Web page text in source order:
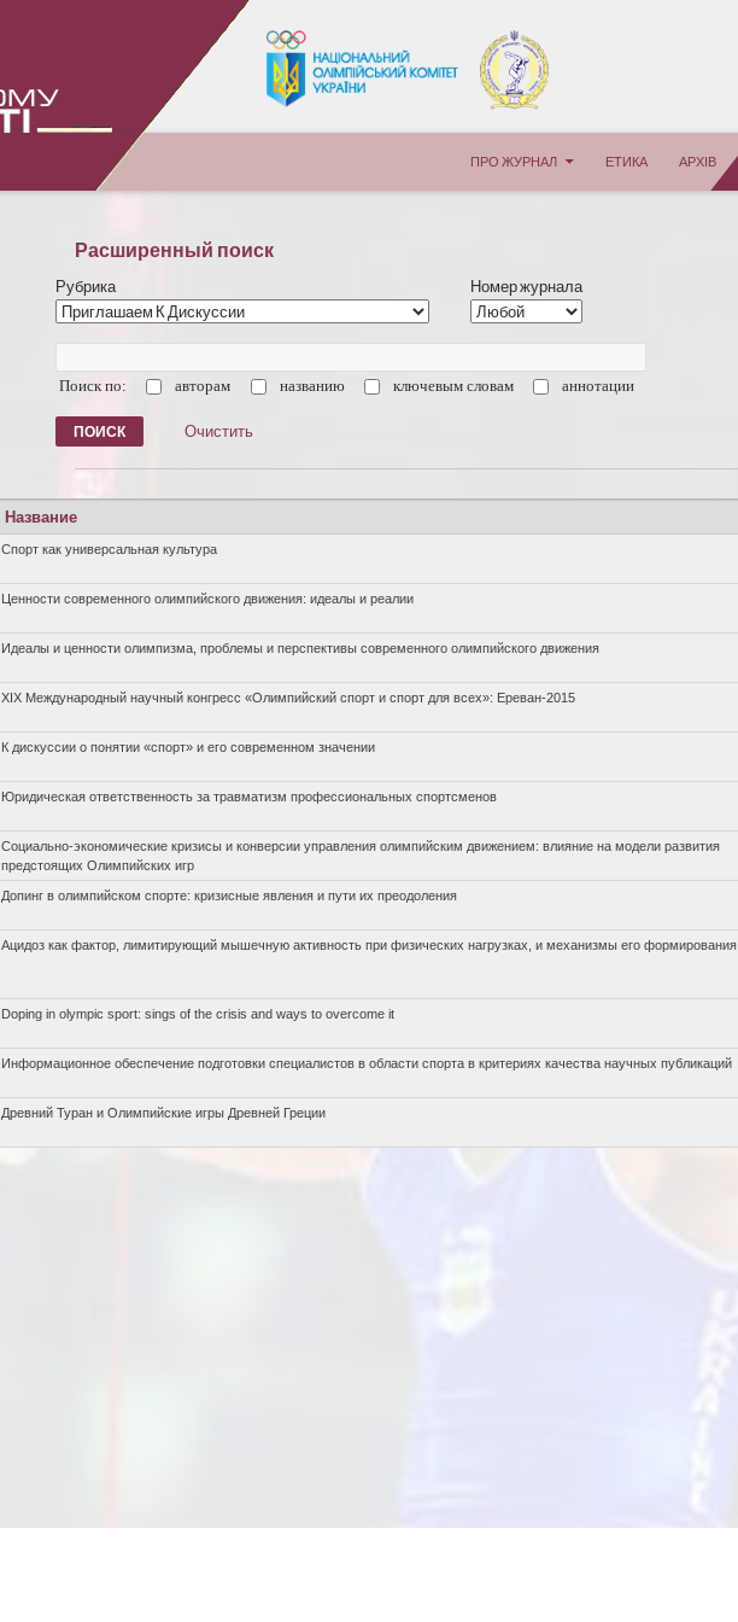
ПРО ЖУРНАЛ
ЕТИКА АРХІВ
Расширенный поиск
Рубрика Номер журнала
Поиск по: авторам названию ключевым словам аннотации
Очистить
Название
Спорт как универсальная культура
Ценности современного олимпийского движения: идеалы и реалии
Идеалы и ценности олимпизма, проблемы и перспективы современного олимпийского движения
XIX Международный научный конгресс «Олимпийский спорт и спорт для всех»: Ереван-2015
К дискуссии о понятии «спорт» и его современном значении
Юридическая ответственность за травматизм профессиональных спортсменов
Социально-экономические кризисы и конверсии управления олимпийским движением: влияние на модели развития
предстоящих Олимпийских игр
Допинг в олимпийском спорте: кризисные явления и пути их преодоления
Ацидоз как фактор, лимитирующий мышечную активность при физических нагрузках, и механизмы его формирования
Doping in olympic sport: sings of the crisis and ways to overcome it
Информационное обеспечение подготовки специалистов в области спорта в критериях качества научных публикаций
Древний Туран и Олимпийские игры Древней Греции